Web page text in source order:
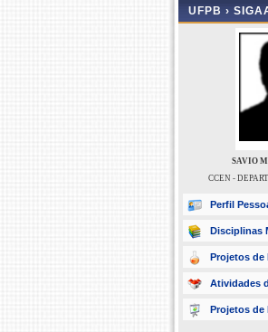
UFPB ›
SAVIO
CCEN -
Perfil
Disciplinas
Projetos de
Atividades
Projetos de